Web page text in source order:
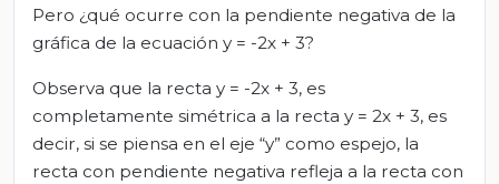
Pero ¿qué ocurre con la pendiente negativa de la
gráfica de la ecuación y = -2x + 3?
Observa que la recta y = -2x + 3, es
completamente simétrica a la recta y = 2x + 3, es
decir, si se piensa en el eje “y” como espejo, la
recta con pendiente negativa refleja a la recta con